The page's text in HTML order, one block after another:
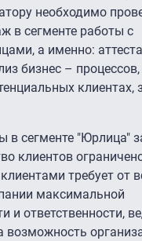
необходимо
в сегменте работы с
а именно:
бизнес –
клиентах,
в сегменте "Юрлица"
клиентов
требует от
максимальной
и ответственности,
возможность